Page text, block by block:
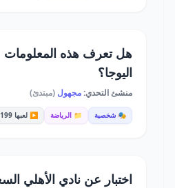
هل تعرف هذه
اليوجا؟
منشئ التحدي:مجهول (مبتدئ)
🎭 شخصية 📁 الرياضة ▶️ لعبها 199
اختبار عن نادي الأهلي